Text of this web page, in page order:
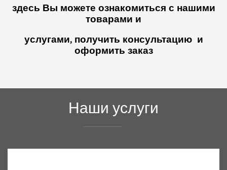
здесь Вы можете ознакомиться с нашими
товарами и
услугами, получить консультацию и
оформить заказ
Наши услуги